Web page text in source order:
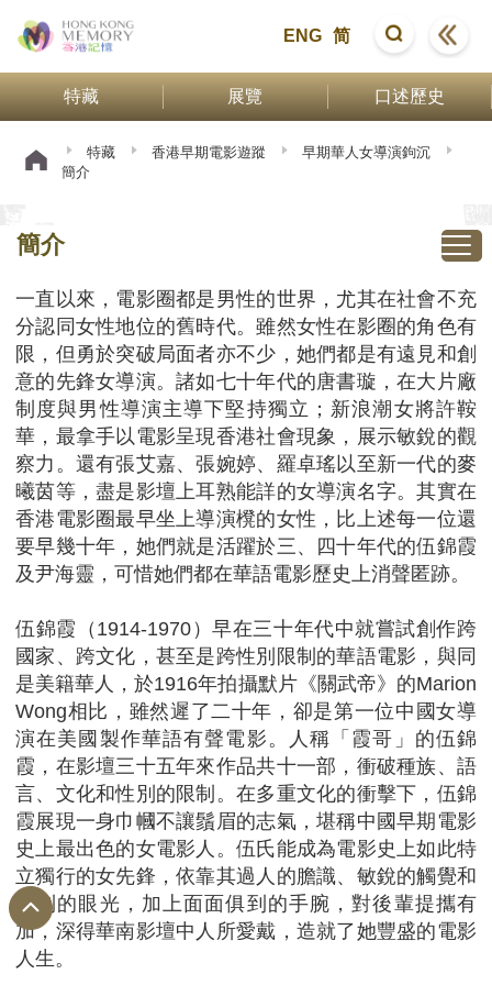
ENG 简
特藏 展覽 口述歷史
特藏 香港早期電影遊蹤
早期華人女導演鉤沉
簡介
簡介
一直以來，電影圈都是男性的世界，尤其在社會不充
分認同女性地位的舊時代。雖然女性在影圈的角色有
限，但勇於突破局面者亦不少，她們都是有遠見和創
意的先鋒女導演。諸如七十年代的唐書璇，在大片廠
制度與男性導演主導下堅持獨立；新浪潮女將許鞍
華，最拿手以電影呈現香港社會現象，展示敏銳的觀
察力。還有張艾嘉、張婉婷、羅卓瑤以至新一代的麥
曦茵等，盡是影壇上耳熟能詳的女導演名字。其實在
香港電影圈最早坐上導演櫈的女性，比上述每一位還
要早幾十年，她們就是活躍於三、四十年代的伍錦霞
及尹海靈，可惜她們都在華語電影歷史上消聲匿跡。
伍錦霞（1914-1970）早在三十年代中就嘗試創作跨
國家、跨文化，甚至是跨性別限制的華語電影，與同
是美籍華人，於1916年拍攝默片《關武帝》的Marion
Wong相比，雖然遲了二十年，卻是第一位中國女導
演在美國製作華語有聲電影。人稱「霞哥」的伍錦
霞，在影壇三十五年來作品共十一部，衝破種族、語
言、文化和性別的限制。在多重文化的衝擊下，伍錦
霞展現一身巾幗不讓鬚眉的志氣，堪稱中國早期電影
史上最出色的女電影人。伍氏能成為電影史上如此特
立獨行的女先鋒，依靠其過人的膽識、敏銳的觸覺和
獨到的眼光，加上面面俱到的手腕，對後輩提攜有
加，深得華南影壇中人所愛戴，造就了她豐盛的電影
人生。